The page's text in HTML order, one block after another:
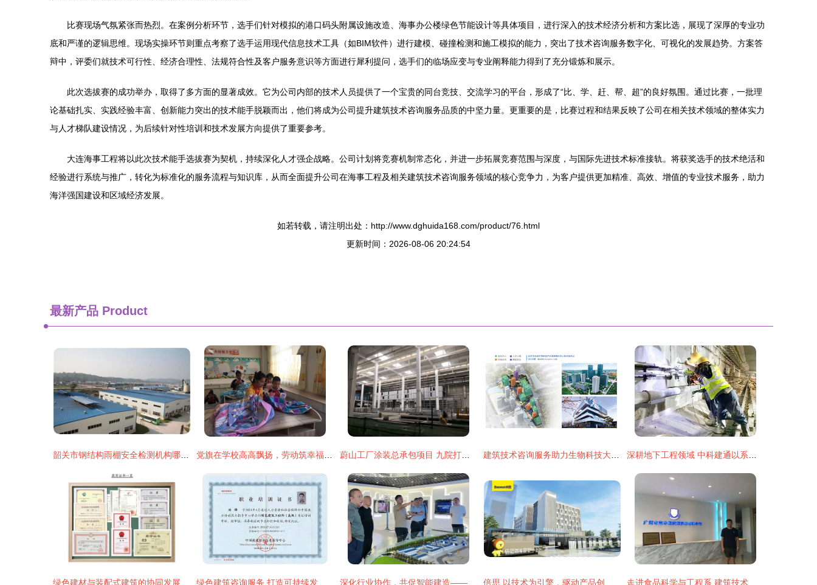
比赛现场气氛紧张而热烈。在案例分析环节，选手们针对模拟的港口码头附属设施改造、海事办公楼绿色节能设计等具体项目，进行深入的技术经济分析和方案比选，展现了深厚的专业功
底和严谨的逻辑思维。现场实操环节则重点考察了选手运用现代信息技术工具（如BIM软件）进行建模、碰撞检测和施工模拟的能力，突出了技术咨询服务数字化、可视化的发展趋势。方案答
辩中，评委们就技术可行性、经济合理性、法规符合性及客户服务意识等方面进行犀利提问，选手们的临场应变与专业阐释能力得到了充分锻炼和展示。
此次选拔赛的成功举办，取得了多方面的显著成效。它为公司内部的技术人员提供了一个宝贵的同台竞技、交流学习的平台，形成了“比、学、赶、帮、超”的良好氛围。通过比赛，一批理
论基础扎实、实践经验丰富、创新能力突出的技术能手脱颖而出，他们将成为公司提升建筑技术咨询服务品质的中坚力量。更重要的是，比赛过程和结果反映了公司在相关技术领域的整体实力
与人才梯队建设情况，为后续针对性培训和技术发展方向提供了重要参考。
大连海事工程将以此次技术能手选拔赛为契机，持续深化人才强企战略。公司计划将竞赛机制常态化，并进一步拓展竞赛范围与深度，与国际先进技术标准接轨。将获奖选手的技术绝活和
经验进行系统与推广，转化为标准化的服务流程与知识库，从而全面提升公司在海事工程及相关建筑技术咨询服务领域的核心竞争力，为客户提供更加精准、高效、增值的专业技术服务，助力
海洋强国建设和区域经济发展。
如若转载，请注明出处：http://www.dghuida168.com/product/76.html
更新时间：2026-08-06 20:24:54
最新产品 Product